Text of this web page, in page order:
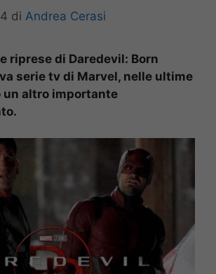
di Andrea Cerasi
riprese di Daredevil: Born
serie tv di Marvel, nelle ultime
un altro importante